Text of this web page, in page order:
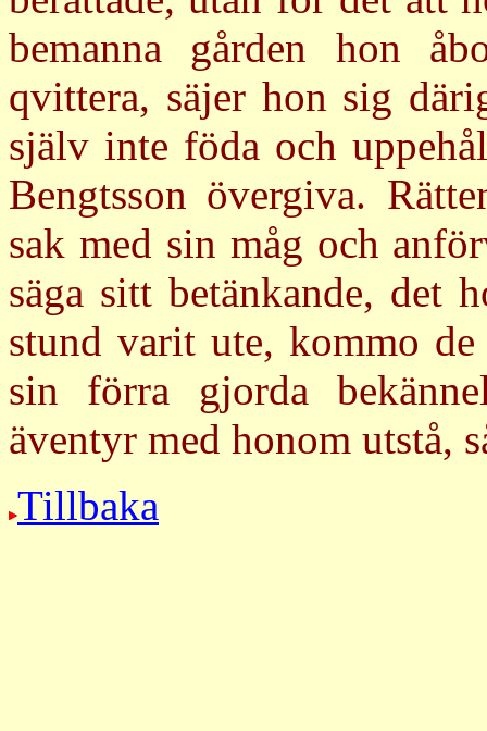
bemanna gården hon
qvittera, säjer hon sig
själv inte föda och
Bengtsson övergiva.
sak med sin måg och
säga sitt betänkande, det
stund varit ute, kommo
sin förra gjorda
äventyr med honom utstå,
Tillbaka